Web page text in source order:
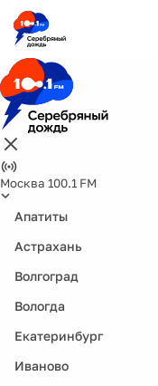
Москва 100.1 FM
Апатиты
Астрахань
Волгоград
Вологда
Екатеринбург
Иваново